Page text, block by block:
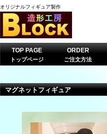
オリジナルフィギュア製作
マグネットフィギュア
TOP PAGE
トップページ
ORDER
ご注文方法